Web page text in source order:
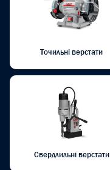
Точильні верстати
Свердлильні верстати